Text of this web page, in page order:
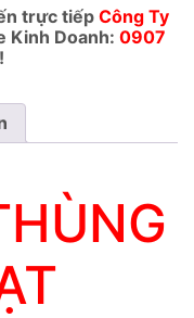
trực tiếp Công Ty
Kinh Doanh: 0907